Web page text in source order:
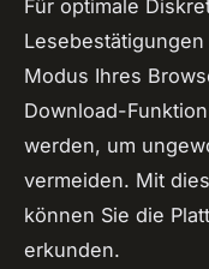
Für optimale
Modus Ihres
Download-
werden, um
vermeiden. Mit
können Sie die
erkunden.